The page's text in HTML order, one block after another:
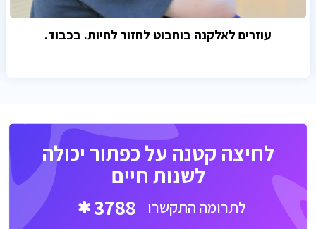
עוזרים לאלקנה בוחבוט לחזור לחיות. בכבוד.
לחיצה קטנה על כפתור יכולה
לשנות חיים
לתרומה התקשרו 3788